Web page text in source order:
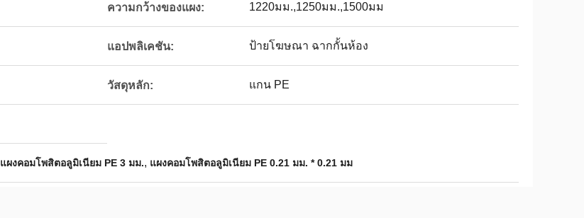
ความกว้างของแผง: 1220มม.,1250มม.,1500มม
แอปพลิเคชัน: ป้ายโฆษณา ฉากกั้นห้อง
วัสดุหลัก: แกน PE
แผงคอมโพสิตอลูมิเนียม PE 3 มม., แผงคอมโพสิตอลูมิเนียม PE 0.21 มม. * 0.21 มม